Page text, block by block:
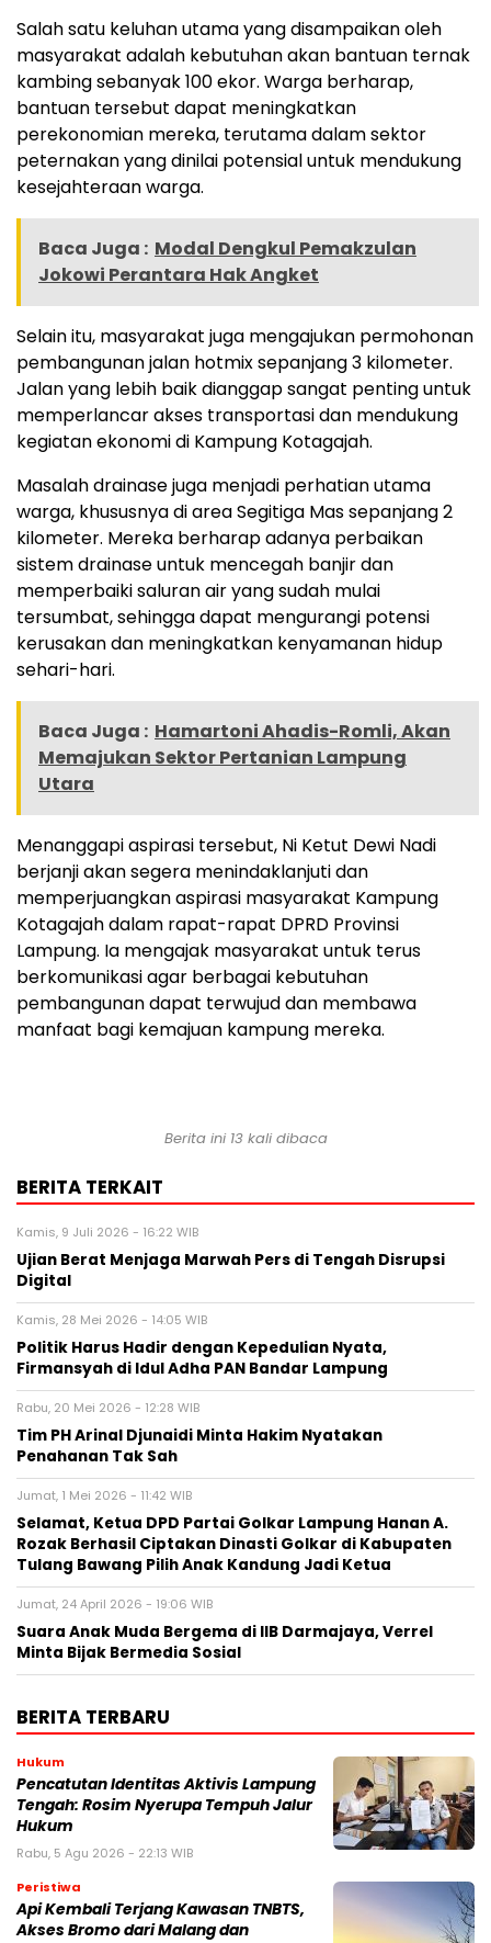
Salah satu keluhan utama yang disampaikan oleh
masyarakat adalah kebutuhan akan bantuan ternak
kambing sebanyak 100 ekor. Warga berharap,
bantuan tersebut dapat meningkatkan
perekonomian mereka, terutama dalam sektor
peternakan yang dinilai potensial untuk mendukung
kesejahteraan warga.
Baca Juga : Modal Dengkul Pemakzulan
Jokowi Perantara Hak Angket
Selain itu, masyarakat juga mengajukan permohonan
pembangunan jalan hotmix sepanjang 3 kilometer.
Jalan yang lebih baik dianggap sangat penting untuk
memperlancar akses transportasi dan mendukung
kegiatan ekonomi di Kampung Kotagajah.
Masalah drainase juga menjadi perhatian utama
warga, khususnya di area Segitiga Mas sepanjang 2
kilometer. Mereka berharap adanya perbaikan
sistem drainase untuk mencegah banjir dan
memperbaiki saluran air yang sudah mulai
tersumbat, sehingga dapat mengurangi potensi
kerusakan dan meningkatkan kenyamanan hidup
sehari-hari.
Baca Juga : Hamartoni Ahadis-Romli, Akan
Memajukan Sektor Pertanian Lampung
Utara
Menanggapi aspirasi tersebut, Ni Ketut Dewi Nadi
berjanji akan segera menindaklanjuti dan
memperjuangkan aspirasi masyarakat Kampung
Kotagajah dalam rapat-rapat DPRD Provinsi
Lampung. Ia mengajak masyarakat untuk terus
berkomunikasi agar berbagai kebutuhan
pembangunan dapat terwujud dan membawa
manfaat bagi kemajuan kampung mereka.
Berita ini 13 kali dibaca
BERITA TERKAIT
Kamis, 9 Juli 2026 - 16:22 WIB
Ujian Berat Menjaga Marwah Pers di Tengah Disrupsi
Digital
Kamis, 28 Mei 2026 - 14:05 WIB
Politik Harus Hadir dengan Kepedulian Nyata,
Firmansyah di Idul Adha PAN Bandar Lampung
Rabu, 20 Mei 2026 - 12:28 WIB
Tim PH Arinal Djunaidi Minta Hakim Nyatakan
Penahanan Tak Sah
Jumat, 1 Mei 2026 - 11:42 WIB
Selamat, Ketua DPD Partai Golkar Lampung Hanan A.
Rozak Berhasil Ciptakan Dinasti Golkar di Kabupaten
Tulang Bawang Pilih Anak Kandung Jadi Ketua
Jumat, 24 April 2026 - 19:06 WIB
Suara Anak Muda Bergema di IIB Darmajaya, Verrel
Minta Bijak Bermedia Sosial
BERITA TERBARU
Hukum
Pencatutan Identitas Aktivis Lampung
Tengah: Rosim Nyerupa Tempuh Jalur
Hukum
Rabu, 5 Agu 2026 - 22:13 WIB
Peristiwa
Api Kembali Terjang Kawasan TNBTS,
Akses Bromo dari Malang dan